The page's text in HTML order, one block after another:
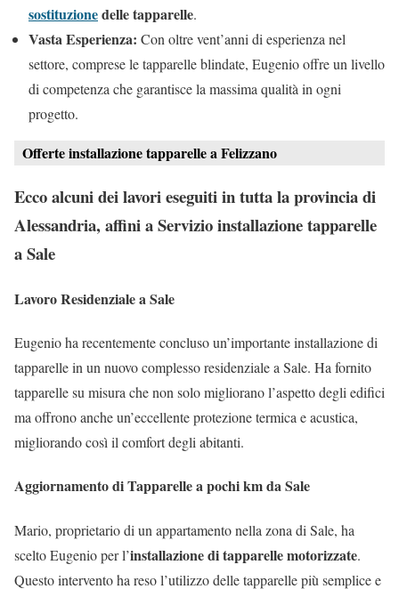
sostituzionedelle tapparelle.
Vasta Esperienza: Con oltre vent’anni di esperienza nel
settore, comprese le tapparelle blindate, Eugenio offre un livello
di competenza che garantisce la massima qualità in ogni
progetto.
Offerte installazione tapparelle a Felizzano
Ecco alcuni dei lavori eseguiti in tutta la provincia di
Alessandria, affini a Servizio installazione tapparelle
a Sale
Lavoro Residenziale a Sale
Eugenio ha recentemente concluso un’importante installazione di
tapparelle in un nuovo complesso residenziale a Sale. Ha fornito
tapparelle su misura che non solo migliorano l’aspetto degli edifici
ma offrono anche un’eccellente protezione termica e acustica,
migliorando così il comfort degli abitanti.
Aggiornamento di Tapparelle a pochi km da Sale
Mario, proprietario di un appartamento nella zona di Sale, ha
scelto Eugenio per l’installazione di tapparelle motorizzate.
Questo intervento ha reso l’utilizzo delle tapparelle più semplice e